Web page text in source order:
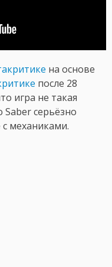
на основе
после 28
игра не такая
Saber серьёзно
механиками.